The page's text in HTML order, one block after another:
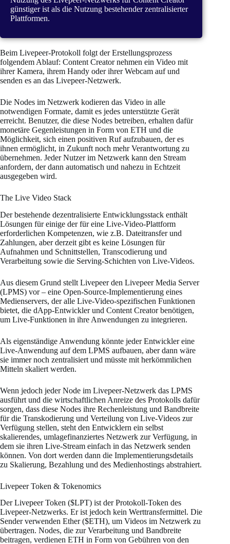
günstiger ist als die Nutzung bestehender zentralisierter
Plattformen.
Beim Livepeer-Protokoll folgt der Erstellungsprozess
folgendem Ablauf: Content Creator nehmen ein Video mit
ihrer Kamera, ihrem Handy oder ihrer Webcam auf und
senden es an das Livepeer-Netzwerk.
Die Nodes im Netzwerk kodieren das Video in alle
notwendigen Formate, damit es jedes unterstützte Gerät
erreicht. Benutzer, die diese Nodes betreiben, erhalten dafür
monetäre Gegenleistungen in Form von ETH und die
Möglichkeit, sich einen positiven Ruf aufzubauen, der es
ihnen ermöglicht, in Zukunft noch mehr Verantwortung zu
übernehmen. Jeder Nutzer im Netzwerk kann den Stream
anfordern, der dann automatisch und nahezu in Echtzeit
ausgegeben wird.
The Live Video Stack
Der bestehende dezentralisierte Entwicklungsstack enthält
Lösungen für einige der für eine Live-Video-Plattform
erforderlichen Kompetenzen, wie z.B. Dateitransfer und
Zahlungen, aber derzeit gibt es keine Lösungen für
Aufnahmen und Schnittstellen, Transcodierung und
Verarbeitung sowie die Serving-Schichten von Live-Videos.
Aus diesem Grund stellt Livepeer den Livepeer Media Server
(LPMS) vor – eine Open-Source-Implementierung eines
Medienservers, der alle Live-Video-spezifischen Funktionen
bietet, die dApp-Entwickler und Content Creator benötigen,
um Live-Funktionen in ihre Anwendungen zu integrieren.
Als eigenständige Anwendung könnte jeder Entwickler eine
Live-Anwendung auf dem LPMS aufbauen, aber dann wäre
sie immer noch zentralisiert und müsste mit herkömmlichen
Mitteln skaliert werden.
Wenn jedoch jeder Node im Livepeer-Netzwerk das LPMS
ausführt und die wirtschaftlichen Anreize des Protokolls dafür
sorgen, dass diese Nodes ihre Rechenleistung und Bandbreite
für die Transkodierung und Verteilung von Live-Videos zur
Verfügung stellen, steht den Entwicklern ein selbst
skalierendes, umlagefinanziertes Netzwerk zur Verfügung, in
dem sie ihren Live-Stream einfach in das Netzwerk senden
können. Von dort werden dann die Implementierungsdetails
zu Skalierung, Bezahlung und des Medienhostings abstrahiert.
Livepeer Token & Tokenomics
Der Livepeer Token ($LPT) ist der Protokoll-Token des
Livepeer-Netzwerks. Er ist jedoch kein Werttransfermittel. Die
Sender verwenden Ether ($ETH), um Videos im Netzwerk zu
übertragen. Nodes, die zur Verarbeitung und Bandbreite
beitragen, verdienen ETH in Form von Gebühren von den